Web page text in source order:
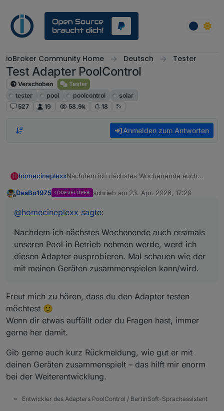
ioBroker Community Home Deutsch Tester
Test Adapter PoolControl
Verschoben
Tester
tester
pool poolcontrol
solar
527
19 58.9k 18
Anmelden zum Antworten
H homecineplexxNachdem ich nächstes Wochenende auch
werde, werd ich diesen Adapter ausprobieren.
zusammenspielen kann/wird.
Offline
DasBo1975 DEVELOPER schrieb am 23. Apr. 2026, 17:20
zuletzt editiert von
@homecineplexx sagte:
Nachdem ich nächstes Wochenende auch erstmals
unseren Pool in Betrieb nehmen werde, werd ich
diesen Adapter ausprobieren. Mal schauen wie der
mit meinen Geräten zusammenspielen kann/wird.
Freut mich zu hören, dass du den Adapter testen
möchtest 🙂
Wenn dir etwas auffällt oder du Fragen hast, immer
gerne her damit.
Gib gerne auch kurz Rückmeldung, wie gut er mit
deinen Geräten zusammenspielt – das hilft mir enorm
bei der Weiterentwicklung.
Entwickler des Adapters PoolControl / BertinSoft-Sprachassistent